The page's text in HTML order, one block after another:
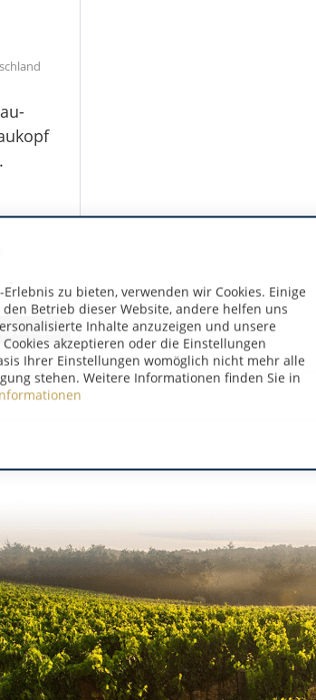
zu bieten, verwenden wir Cookies. Einige
Betrieb dieser Website, andere helfen uns
Inhalte anzuzeigen und unsere
akzeptieren oder die Einstellungen
Ihrer Einstellungen womöglich nicht mehr alle
stehen. Weitere Informationen finden Sie in